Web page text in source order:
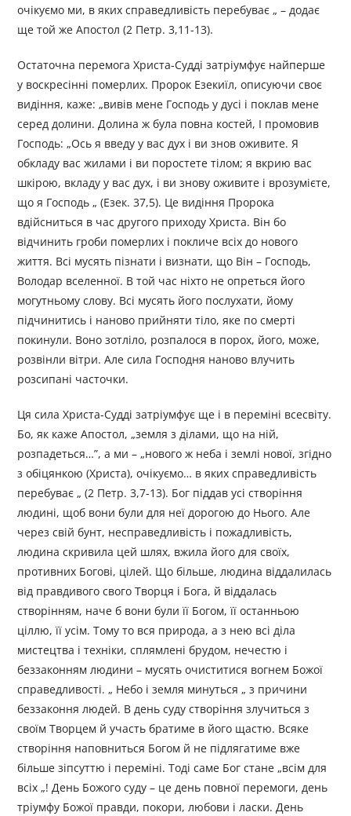
очікуємо ми, в яких справедливість перебуває „ – додає
ще той же Апостол (2 Петр. 3,11-13).
Остаточна перемога Христа-Судді затріумфує найперше
у воскресінні померлих. Пророк Езекиїл, описуючи своє
видіння, каже: „вивів мене Господь у дусі і поклав мене
серед долини. Долина ж була повна костей, І промовив
Господь: „Ось я введу у вас дух і ви знов оживите. Я
обкладу вас жилами і ви поростете тілом; я вкрию вас
шкірою, вкладу у вас дух, і ви знову оживите і врозумієте,
що я Господь „ (Езек. 37,5). Це видіння Пророка
вдійсниться в час другого приходу Христа. Він бо
відчинить гроби померлих і покличе всіх до нового
життя. Всі мусять пізнати і визнати, що Він – Господь,
Володар вселенної. В той час ніхто не опреться його
могутньому слову. Всі мусять його послухати, йому
підчинитись і наново прийняти тіло, яке по смерті
покинули. Воно зотліло, розпалося в порох, його, може,
розвінли вітри. Але сила Господня наново влучить
розсипані часточки.
Ця сила Христа-Судді затріумфує ще і в переміні всесвіту.
Бо, як каже Апостол, „земля з ділами, що на ній,
розпадеться…”, а ми – „нового ж неба і землі нової, згідно
з обіцянкою (Христа), очікуємо… в яких справедливість
перебуває „ (2 Петр. 3,7-13). Бог піддав усі створіння
людині, щоб вони були для неї дорогою до Нього. Але
через свій бунт, несправедливість і пожадливість,
людина скривила цей шлях, вжила його для своїх,
противних Богові, цілей. Що більше, людина віддалилась
від правдивого свого Творця і Бога, й віддалась
створінням, наче б вони були її Богом, її останньою
ціллю, її усім. Тому то вся природа, а з нею всі діла
мистецтва і техніки, сплямлені брудом, нечестю і
беззаконням людини – мусять очиститися вогнем Божої
справедливості. „ Небо і земля минуться „ з причини
беззаконня людей. В день суду створіння злучиться з
своїм Творцем й участь братиме в його щастю. Всяке
створіння наповниться Богом й не підлягатиме вже
більше зіпсуттю і переміні. Тоді саме Бог стане „всім для
всіх „! День Божого суду – це день повної перемоги, день
тріумфу Божої правди, покори, любови і ласки. День